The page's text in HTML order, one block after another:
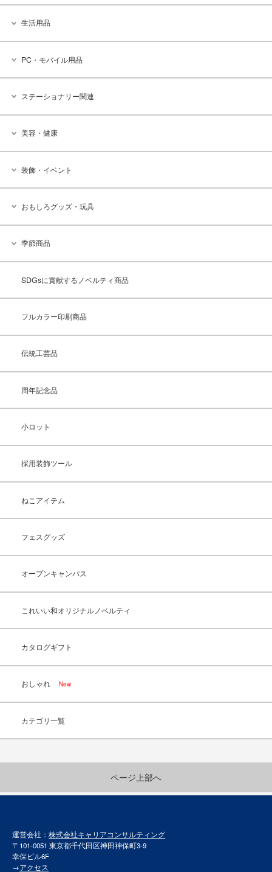
生活用品
PC・モバイル用品
ステーショナリー関連
美容・健康
装飾・イベント
おもしろグッズ・玩具
季節商品
SDGsに貢献するノベルティ商品
フルカラー印刷商品
伝統工芸品
周年記念品
小ロット
採用装飾ツール
ねこアイテム
フェスグッズ
オープンキャンパス
これいい和オリジナルノベルティ
カタログギフト
おしゃれ New
カテゴリ一覧
ページ上部へ
運営会社：株式会社キャリアコンサルティング
〒101-0051 東京都千代田区神田神保町3-9
幸保ビル6F
→アクセス